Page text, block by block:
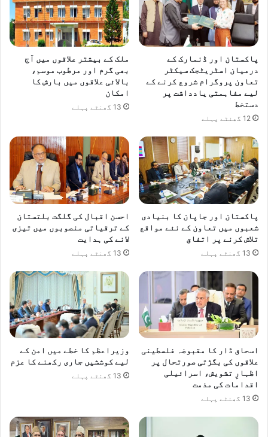
پاکستان اور ڈنمارک کے
درمیان اسٹریٹجک سیکٹر
تعاون پروگرام شروع کرنے کے
لیے مفاہمتی یادداشت پر
دستخط
12 گھنٹے پہلے
ملک کے بیشتر علاقوں میں آج
بھی گرم اور مرطوب موسم،
بالائی علاقوں میں بارش کا
امکان
13 گھنٹے پہلے
پاکستان اور جاپان کا بنیادی
شعبوں میں تعاون کے نئے مواقع
تلاش کرنے پر اتفاق
13 گھنٹے پہلے
احسن اقبال کی گلگت بلتستان
کے ترقیاتی منصوبوں میں تیزی
لانے کی ہدایت
13 گھنٹے پہلے
اسحاق ڈار کا مقبوضہ فلسطینی
علاقوں کی بگڑتی صورتحال پر
اظہارِ تشویش، اسرائیلی
اقدامات کی مذمت
13 گھنٹے پہلے
وزیراعظم کا خطے میں امن کے
لیے کوششیں جاری رکھنے کا عزم
13 گھنٹے پہلے